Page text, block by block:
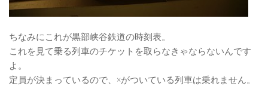
ちなみにこれが黒部峡谷鉄道の時刻表。
これを見て乗る列車のチケットを取らなきゃならないんです
よ。
定員が決まっているので、×がついている列車は乗れません。